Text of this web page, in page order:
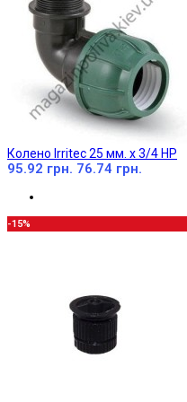
Колено Irritec 25 мм. х 3/4 НР
95.92 грн. 76.74 грн.
-15%